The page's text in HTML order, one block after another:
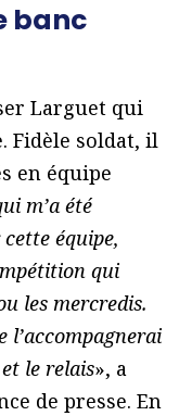
banc
Larguet qui
Fidèle soldat, il
en équipe
m’a été
équipe,
qui
les mercredis.
l’accompagnerai
le relais», a
de presse. En